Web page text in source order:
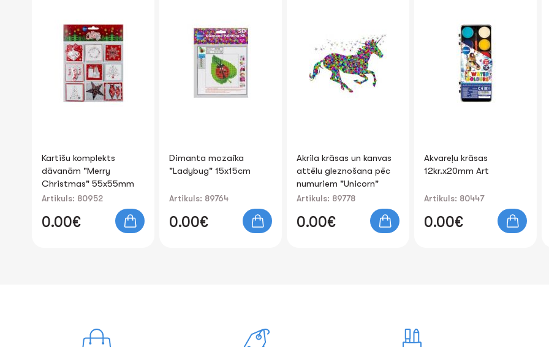
Dimanta mozaīka
"Ladybug" 15x15cm
Artikuls: 89764
0.00€
Akrila krāsas un kanvas
attēlu gleznošana pēc
40x50cm
Artikuls: 89778
0.00€
Akvareļu krāsas
12kr.x20mm Art
Artikuls: 80447
0.00€
Dekoratīvas,
fluorescējošas uzlīmes
Artikuls: 86683
0.00€